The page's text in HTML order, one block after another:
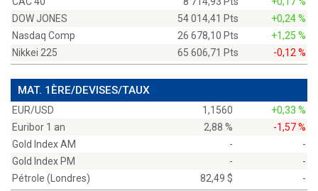
DOW JONES
54 014,41 Pts
+0,24 %
Nasdaq Comp
26 678,10 Pts
+1,25 %
Nikkei 225
65 606,71 Pts -0,12 %
MAT. 1ÈRE/DEVISES/TAUX
EUR/USD 1,1560
+0,33 %
Euribor 1 an
2,88 %
-1,57 %
Gold Index AM
-
-
Gold Index PM
-
-
Pétrole (Londres)
82,49 $ -